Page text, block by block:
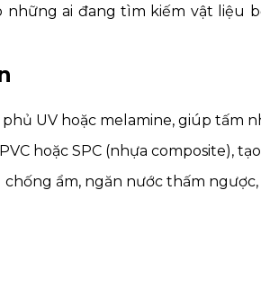
ai đang tìm kiếm vật liệu
UV hoặc melamine, giúp tấm
hoặc SPC (nhựa composite),
chống ẩm, ngăn nước thấm